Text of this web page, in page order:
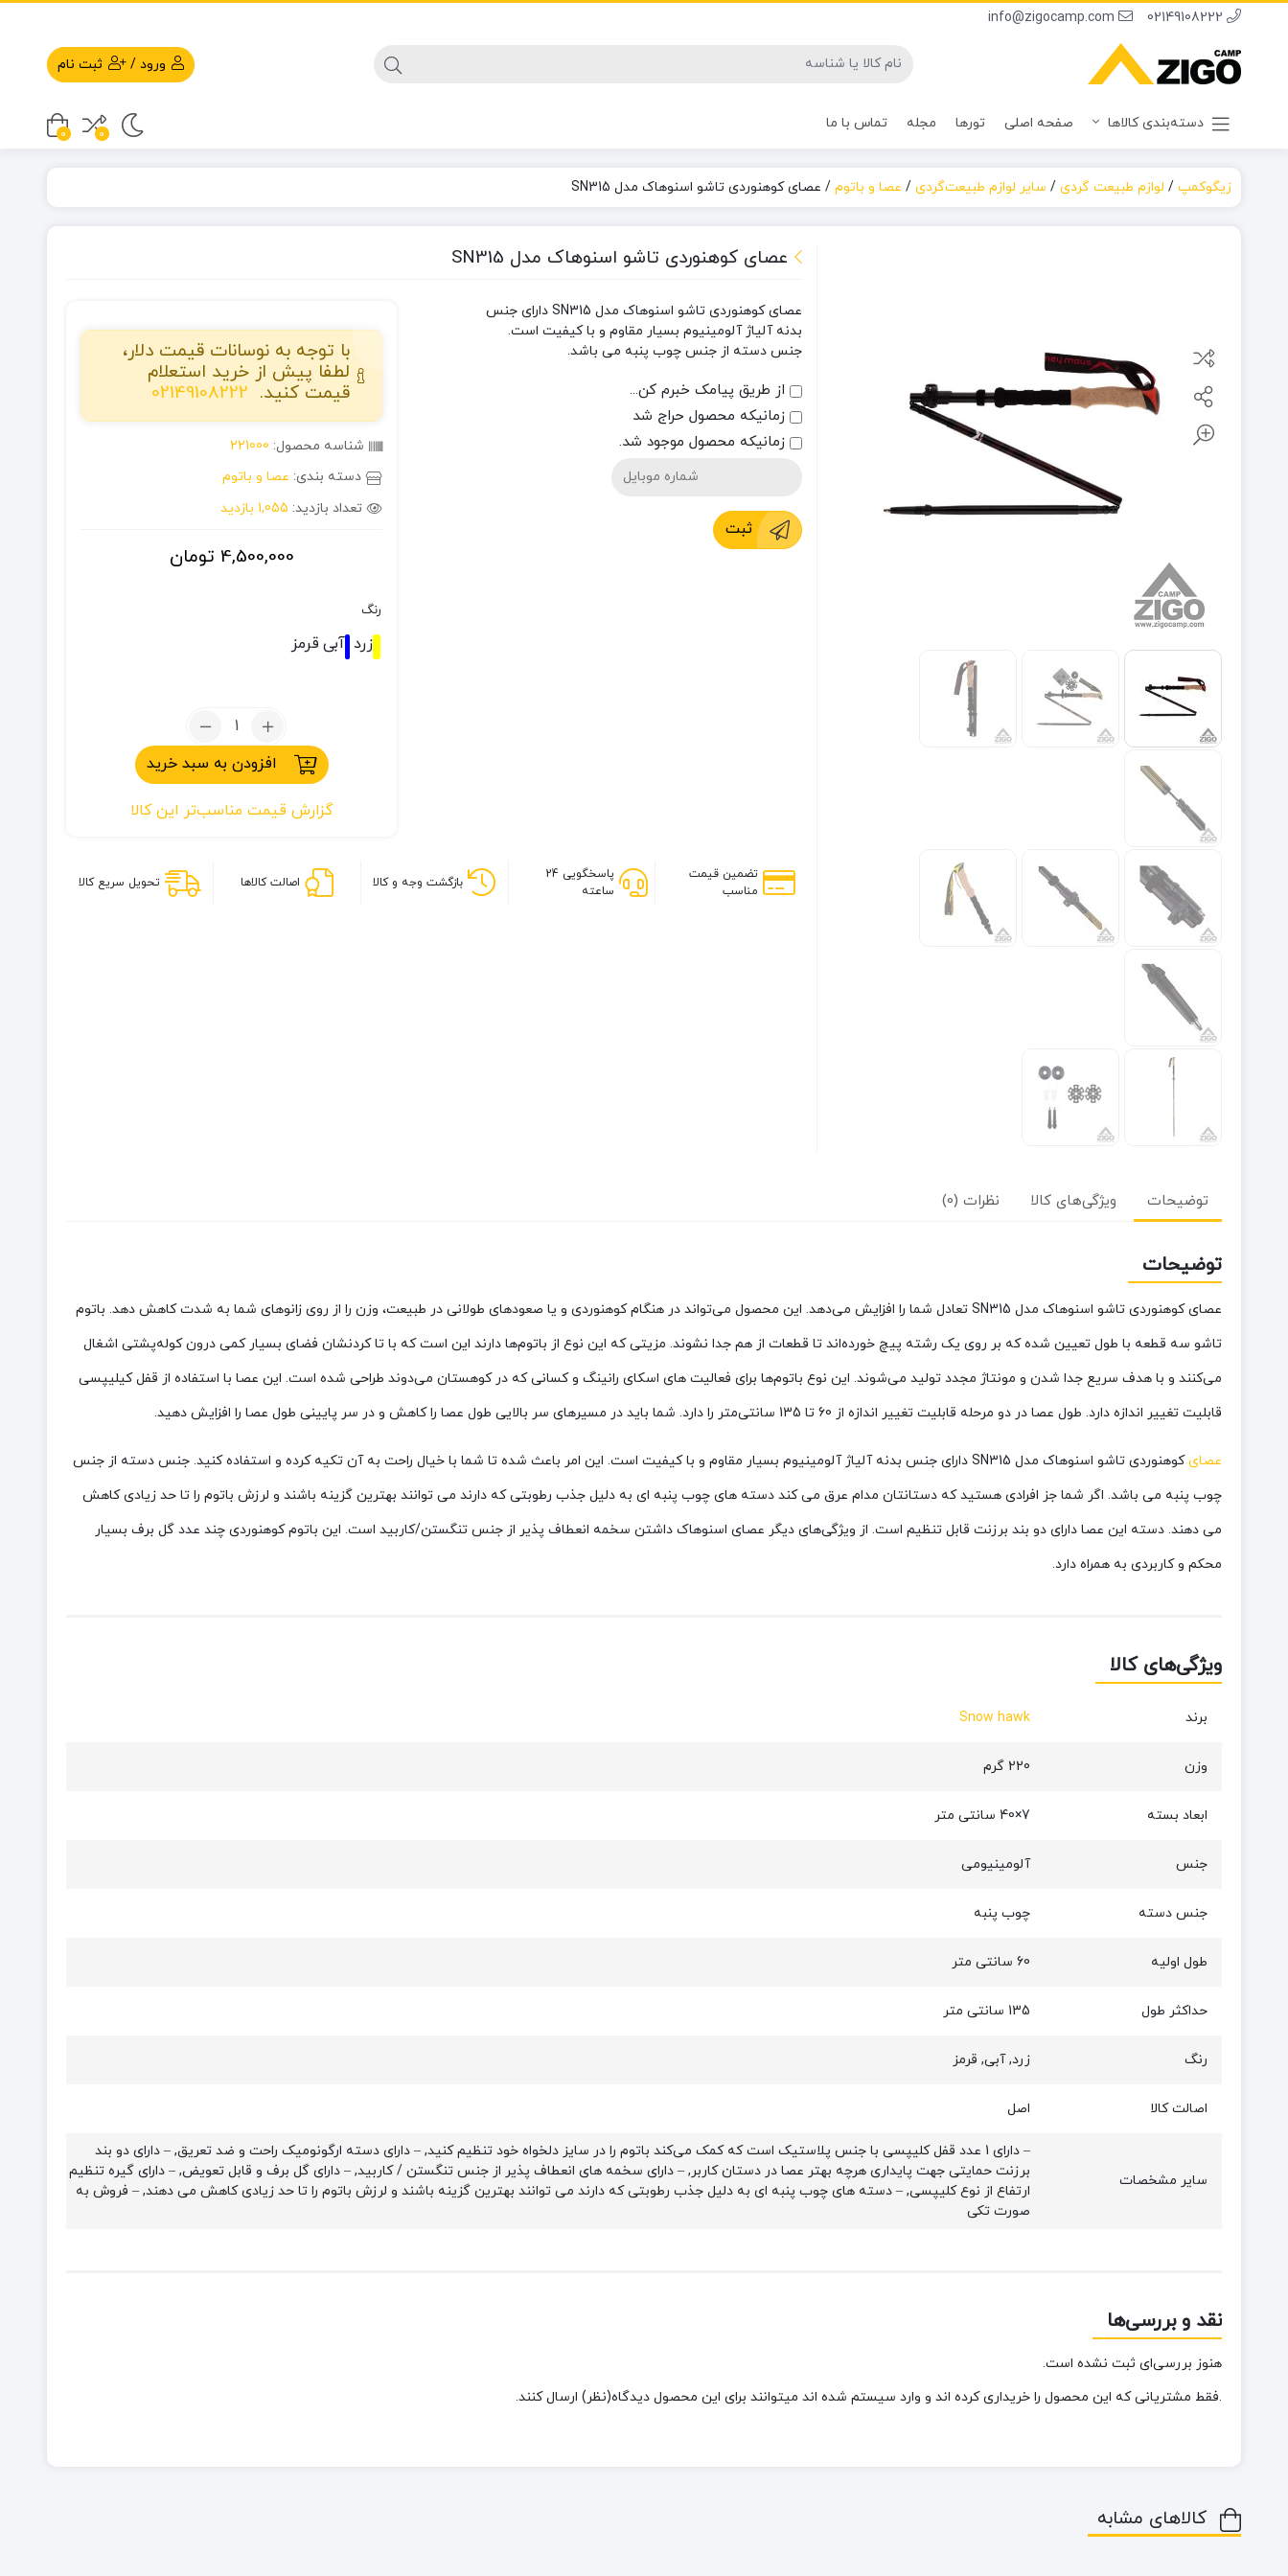
02149108222
info@zigocamp.com
ورود / ثبت نام
دسته‌بندی کالاها صفحه اصلی تورها مجله تماس با ما
0
0
زیگوکمپ/ لوازم طبیعت گردی/ سایر لوازم طبیعت‌گردی/ عصا و باتوم/ عصای کوهنوردی تاشو اسنوهاک مدل SN315
عصای کوهنوردی تاشو اسنوهاک مدل SN315
عصای کوهنوردی تاشو اسنوهاک مدل SN315 دارای جنس
بدنه آلیاژ آلومینیوم بسیار مقاوم و با کیفیت است.
جنس دسته از جنس چوب پنبه می باشد.
از طریق پیامک خبرم کن...
زمانیکه محصول حراج شد
زمانیکه محصول موجود شد.
ثبت
با توجه به نوسانات قیمت دلار،
لطفا پیش از خرید استعلام
قیمت کنید. 02149108222
شناسه محصول: 221000
دسته بندی: عصا و باتوم
تعداد بازدید: 1,055 بازدید
4,500,000 تومان
رنگ
زرد آبی قرمز
تعداد:
عصای
کوهنوردی
تاشو
اسنوهاک
افزودن به سبد خرید
گزارش قیمت مناسب‌تر این کالا
تضمین قیمت
مناسب
پاسخگویی 24
ساعته
بازگشت وجه و کالا اصالت کالاها تحویل سریع کالا
توضیحات ویژگی‌های کالا نظرات (0)
توضیحات
عصای کوهنوردی تاشو اسنوهاک مدل SN315 تعادل شما را افزایش می‌دهد. این محصول می‌تواند در هنگام کوهنوردی و یا صعودهای طولانی در طبیعت، وزن را از روی زانوهای شما به شدت کاهش دهد. باتوم
تاشو سه قطعه با طول تعیین شده که بر روی یک رشته پیچ خورده‌اند تا قطعات از هم جدا نشوند. مزیتی که این نوع از باتوم‌ها دارند این است که با تا کردنشان فضای بسیار کمی درون کوله‌پشتی اشغال
می‌کنند و با هدف سریع جدا شدن و مونتاژ مجدد تولید می‌شوند. این نوع باتوم‌ها برای فعالیت‌ های اسکای رانینگ و کسانی که در کوهستان می‌دوند طراحی شده است. این عصا با استفاده از قفل کیلیپسی
قابلیت تغییر اندازه دارد. طول عصا در دو مرحله قابلیت تغییر اندازه از 60 تا 135 سانتی‌متر را دارد. شما باید در مسیرهای سر بالایی طول عصا را کاهش و در سر پایینی طول عصا را افزایش دهید.
عصایکوهنوردی تاشو اسنوهاک مدل SN315 دارای جنس بدنه آلیاژ آلومینیوم بسیار مقاوم و با کیفیت است. این امر باعث شده تا شما با خیال راحت به آن تکیه کرده و استفاده کنید. جنس دسته از جنس
چوب پنبه می باشد. اگر شما جز افرادی هستید که دستانتان مدام عرق می کند دسته های چوب پنبه ای به دلیل جذب رطوبتی که دارند می توانند بهترین گزینه باشند و لرزش باتوم را تا حد زیادی کاهش
می دهند. دسته این عصا دارای دو بند برزنت قابل تنظیم است. از ویژگی‌های دیگر عصای اسنوهاک داشتن سخمه انعطاف پذیر از جنس تنگستن/کاربید است. این باتوم کوهنوردی چند عدد گل برف بسیار
محکم و کاربردی به همراه دارد.
ویژگی‌های کالا
برند Snow hawk
وزن 220 گرم
ابعاد بسته 7×40 سانتی متر
جنس آلومینیومی
جنس دسته چوب پنبه
طول اولیه 60 سانتی متر
حداکثر طول 135 سانتی متر
رنگ زرد, آبی, قرمز
اصالت کالا اصل
سایر مشخصات
– دارای 1 عدد قفل کلیپسی با جنس پلاستیک است که کمک می‌کند باتوم را در سایز دلخواه خود تنظیم کنید, – دارای دسته ارگونومیک راحت و ضد تعریق, – دارای دو بند
برزنت حمایتی جهت پایداری هرچه بهتر عصا در دستان کاربر, – دارای سخمه های انعطاف پذیر از جنس تنگستن / کاربید, – دارای گل برف و قابل تعویض, – دارای گیره تنظیم
ارتفاع از نوع کلیپسی, – دسته های چوب پنبه ای به دلیل جذب رطوبتی که دارند می توانند بهترین گزینه باشند و لرزش باتوم را تا حد زیادی کاهش می دهند, – فروش به
صورت تکی
نقد و بررسی‌ها
هنوز بررسی‌ای ثبت نشده است.
.فقط مشتریانی که این محصول را خریداری کرده اند و وارد سیستم شده اند میتوانند برای این محصول دیدگاه(نظر) ارسال کنند.
کالاهای مشابه